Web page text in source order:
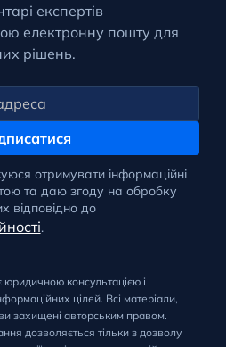
експертів
електронну пошту для
рішень.
отримувати інформаційні
та даю згоду на обробку
відповідно до
.
юридичною консультацією і
цілей. Всі матеріали,
захищені авторським правом.
дозволяється тільки з дозволу